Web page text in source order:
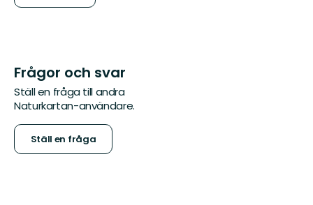
Frågor och svar
Ställ en fråga till andra
Naturkartan-användare.
Ställ en fråga